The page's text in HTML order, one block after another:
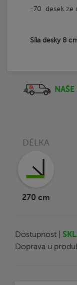
-70 desek ze
Síla desky 8
DÉLKA
270 cm
Dostupnost |
Doprava u